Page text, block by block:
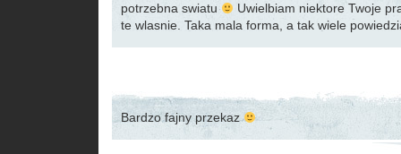
potrzebna swiatu
Uwielbiam niektore Twoje
te wlasnie. Taka mala forma, a tak wiele
Bardzo fajny przekaz